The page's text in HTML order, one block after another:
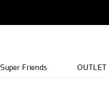
OUTLET
Super Friends